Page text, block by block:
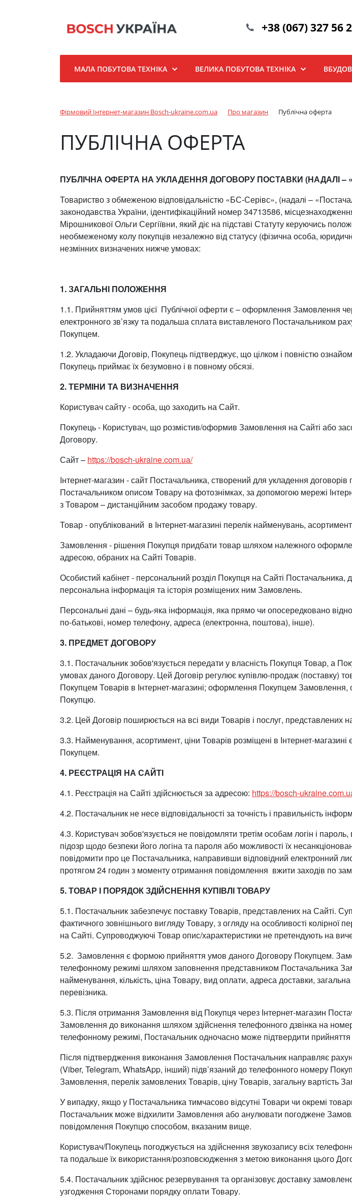
+38 (067) 327 56
МАЛА ПОБУТОВА ТЕХНІКА ВЕЛИКА ПОБУТОВА ТЕХНІКА
Фірмовий Інтернет-магазин Bosch-ukraine.com.ua Про магазин Публічна оферта
ПУБЛІЧНА ОФЕРТА
ПУБЛІЧНА ОФЕРТА НА УКЛАДЕННЯ ДОГОВОРУ ПОСТАВКИ (НАДАЛІ –
Товариство з обмеженою відповідальністю «БС-Серівс», (надалі –
законодавства України, ідентифікаційний номер 34713586,
Мірошникової Ольги Сергіївни, який діє на підставі Статуту керуючись
необмеженому колу покупців незалежно від статусу (фізична особа,
незмінних визначених нижче умовах:
1. ЗАГАЛЬНІ ПОЛОЖЕННЯ
1.1. Прийняттям умов цієї Публічної оферти є – оформлення Замовлення
електронного зв’язку та подальша сплата виставленого Постачальником
Покупцем.
1.2. Укладаючи Договір, Покупець підтверджує, що цілком і повністю
Покупець приймає їх безумовно і в повному обсязі.
2. ТЕРМІНИ ТА ВИЗНАЧЕННЯ
Користувач сайту - особа, що заходить на Сайт.
Покупець - Користувач, що розмістив/оформив Замовлення на Сайті або
Договору.
Сайт – https://bosch-ukraine.com.ua/
Інтернет-магазин - сайт Постачальника, створений для укладення
Постачальником описом Товару на фотознімках, за допомогою мережі
з Товаром – дистанційним засобом продажу товару.
Товар - опублікований в Інтернет-магазині перелік найменувань,
Замовлення - рішення Покупця придбати товар шляхом належного
адресою, обраних на Сайті Товарів.
Особистий кабінет - персональний розділ Покупця на Сайті
персональна інформація та історія розміщених ним Замовлень.
Персональні дані – будь-яка інформація, яка прямо чи опосередковано
по-батькові, номер телефону, адреса (електронна, поштова), інше).
3. ПРЕДМЕТ ДОГОВОРУ
3.1. Постачальник зобов'язується передати у власність Покупця Товар, а
умовах даного Договору. Цей Договір регулює купівлю-продаж (поставку)
Покупцем Товарів в Інтернет-магазині; оформлення Покупцем
Покупцю.
3.2. Цей Договір поширюється на всі види Товарів і послуг, представлених
3.3. Найменування, асортимент, ціни Товарів розміщені в Інтернет-
Покупцем.
4. РЕЄСТРАЦІЯ НА САЙТІ
4.1. Реєстрація на Сайті здійснюється за адресою: https://bosch-
4.2. Постачальник не несе відповідальності за точність і правильність
4.3. Користувач зобов'язується не повідомляти третім особам логін і
підозр щодо безпеки його логіна та пароля або можливості їх
повідомити про це Постачальника, направивши відповідний електронний
протягом 24 годин з моменту отримання повідомлення вжити заходів по
5. ТОВАР І ПОРЯДОК ЗДІЙСНЕННЯ КУПІВЛІ ТОВАРУ
5.1. Постачальник забезпечує поставку Товарів, представлених на Сайті.
фактичного зовнішнього вигляду Товару, з огляду на особливості колірної
на Сайті. Супроводжуючі Товар опис/характеристики не претендують на
5.2. Замовлення є формою прийняття умов даного Договору Покупцем.
телефонному режимі шляхом заповнення представником Постачальника
найменування, кількість, ціна Товару, вид оплати, адреса доставки,
перевізника.
5.3. Після отримання Замовлення від Покупця через Інтернет-магазин
Замовлення до виконання шляхом здійснення телефонного дзвінка на
телефонному режимі, Постачальник одночасно може підтвердити
Після підтвердження виконання Замовлення Постачальник направляє
(Viber, Telegram, WhatsApp, інший) підв’язаний до телефонного номеру
Замовлення, перелік замовлених Товарів, ціну Товарів, загальну вартість
У випадку, якщо у Постачальника тимчасово відсутні Товари чи окремі
Постачальник може відхилити Замовлення або анулювати погоджене
повідомлення Покупцю способом, вказаним вище.
Користувач/Покупець погоджується на здійснення звукозапису всіх
та подальше їх використання/розповсюдження з метою виконання цього
5.4. Постачальник здійснює резервування та організовує доставку
узгодження Сторонами порядку оплати Товару.